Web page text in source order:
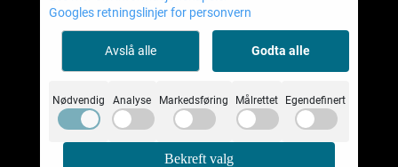
Høydaveien 17
Googles retningslinjer for personvern
Avslå alle Godta alle
Nødvendig Analyse Markedsføring Målrettet Egendefinert
Bekreft valg